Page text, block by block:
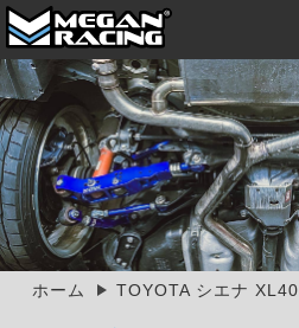
ホーム TOYOTA シエナ XL40